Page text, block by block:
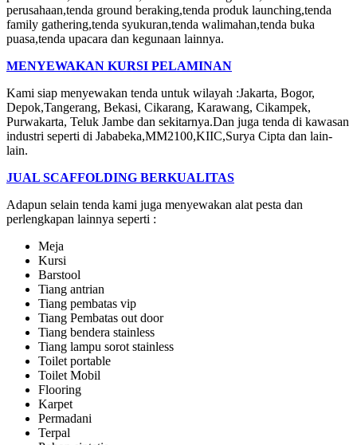
perusahaan,tenda ground beraking,tenda produk launching,tenda
family gathering,tenda syukuran,tenda walimahan,tenda buka
puasa,tenda upacara dan kegunaan lainnya.
MENYEWAKAN KURSI PELAMINAN
Kami siap menyewakan tenda untuk wilayah :Jakarta, Bogor,
Depok,Tangerang, Bekasi, Cikarang, Karawang, Cikampek,
Purwakarta, Teluk Jambe dan sekitarnya.Dan juga tenda di kawasan
industri seperti di Jababeka,MM2100,KIIC,Surya Cipta dan lain-
lain.
JUAL SCAFFOLDING BERKUALITAS
Adapun selain tenda kami juga menyewakan alat pesta dan
perlengkapan lainnya seperti :
Meja
Kursi
Barstool
Tiang antrian
Tiang pembatas vip
Tiang Pembatas out door
Tiang bendera stainless
Tiang lampu sorot stainless
Toilet portable
Toilet Mobil
Flooring
Karpet
Permadani
Terpal